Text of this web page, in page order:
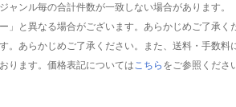
ンル毎の合計件数が一致しない場合があります。
と異なる場合がございます。あらかじめご了承く
あらかじめご了承ください。また、送料・手数料
ります。価格表記については こちら をご参照くださ